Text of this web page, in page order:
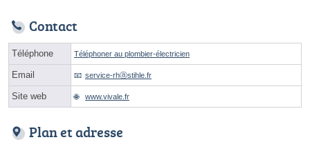
Contact
Téléphone Téléphoner au plombier-électricien
Email service-rhⓐstihle.fr
Site web www.vivale.fr
Plan et adresse